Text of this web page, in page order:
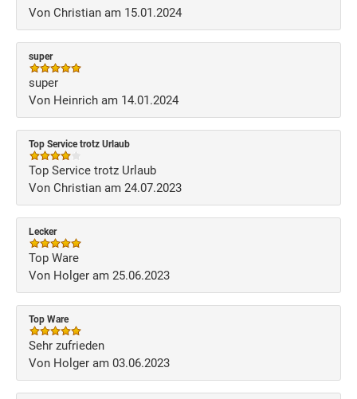
Von Christian am 15.01.2024
super
super
Von Heinrich am 14.01.2024
Top Service trotz Urlaub
Top Service trotz Urlaub
Von Christian am 24.07.2023
Lecker
Top Ware
Von Holger am 25.06.2023
Top Ware
Sehr zufrieden
Von Holger am 03.06.2023